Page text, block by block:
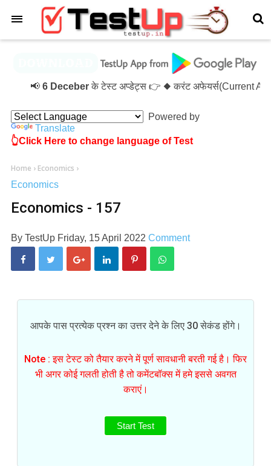
6 Deceberके टेस्ट अप्डेट्स 👉 ◆ करंट अफेयर्स(Current
Powered by
Translate
👆Click Here to change language of Test
Home › Economics ›
Economics
Economics - 157
By TestUp Friday, 15 April 2022 Comment
आपके पास प्रत्येक प्रश्न का उत्तर देने के लिए 30 सेकंड होंगे।
Note : इस टेस्ट को तैयार करने में पूर्ण सावधानी बरती गई है। फिर
भी अगर कोई गलती होती है तो कमेंटबॉक्स में हमे इससे अवगत
कराएं।
Start Test